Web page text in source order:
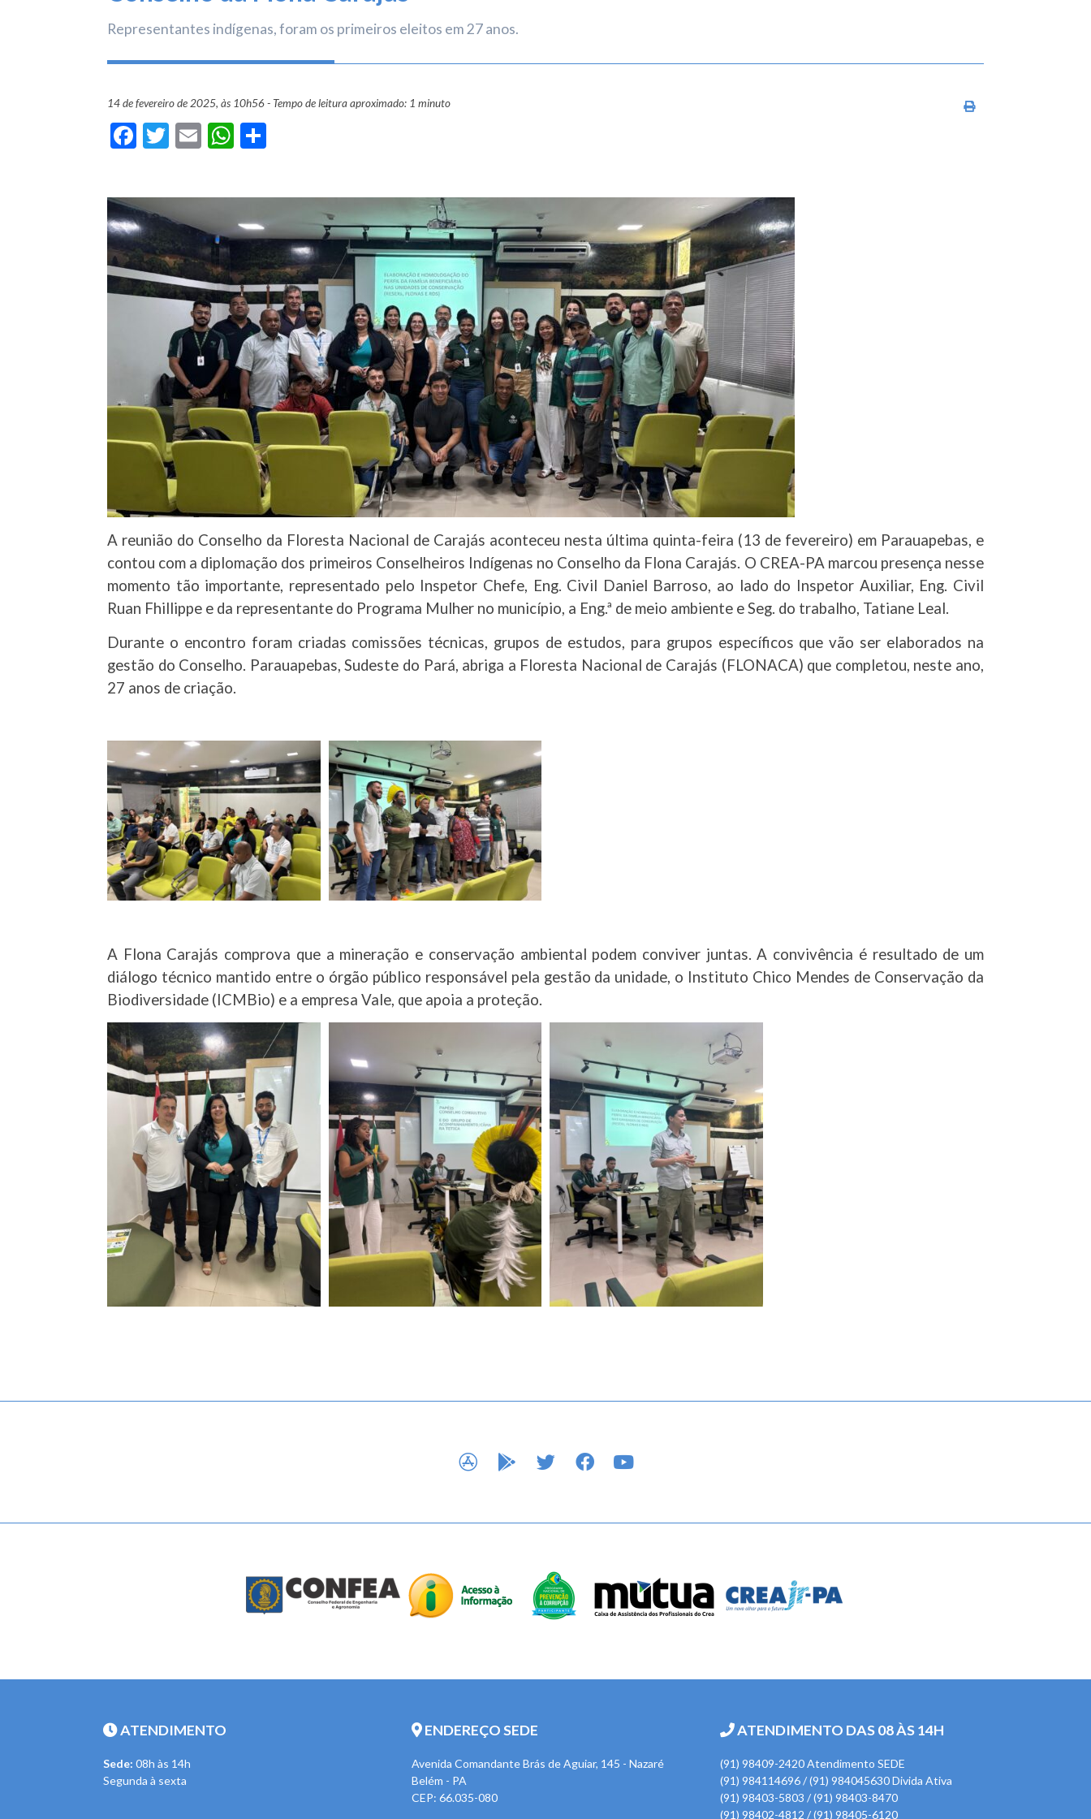
Representantes indígenas, foram os primeiros eleitos em 27 anos.
Imprimir conteúdo
14 de fevereiro de 2025, às 10h56 - Tempo de leitura aproximado: 1 minuto
Facebook
Twitter
EmailWhatsApp
A reunião do Conselho da Floresta Nacional de Carajás aconteceu nesta última quinta-feira (13 de fevereiro) em Parauapebas, e
contou com a diplomação dos primeiros Conselheiros Indígenas no Conselho da Flona Carajás. O CREA-PA marcou presença nesse
momento tão importante, representado pelo Inspetor Chefe, Eng. Civil Daniel Barroso, ao lado do Inspetor Auxiliar, Eng. Civil
Ruan Fhillippe e da representante do Programa Mulher no município, a Eng.ª de meio ambiente e Seg. do trabalho, Tatiane Leal.
Durante o encontro foram criadas comissões técnicas, grupos de estudos, para grupos específicos que vão ser elaborados na
gestão do Conselho. Parauapebas, Sudeste do Pará, abriga a Floresta Nacional de Carajás (FLONACA) que completou, neste ano,
27 anos de criação.
A Flona Carajás comprova que a mineração e conservação ambiental podem conviver juntas. A convivência é resultado de um
diálogo técnico mantido entre o órgão público responsável pela gestão da unidade, o Instituto Chico Mendes de Conservação da
Biodiversidade (ICMBio) e a empresa Vale, que apoia a proteção.
APP STOREGOOGLE PLAY
TWITTERFACEBOOK
ATENDIMENTO
Sede: 08h às 14h
Segunda à sexta
ENDEREÇO SEDE
Avenida Comandante Brás de Aguiar, 145 - Nazaré
Belém - PA
CEP: 66.035-080
ATENDIMENTO DAS 08 ÀS 14H
(91) 98409-2420 Atendimento SEDE
(91) 984114696 / (91) 984045630 Divida Ativa
(91) 98403-5803 / (91) 98403-8470
(91) 98402-4812 / (91) 98405-6120